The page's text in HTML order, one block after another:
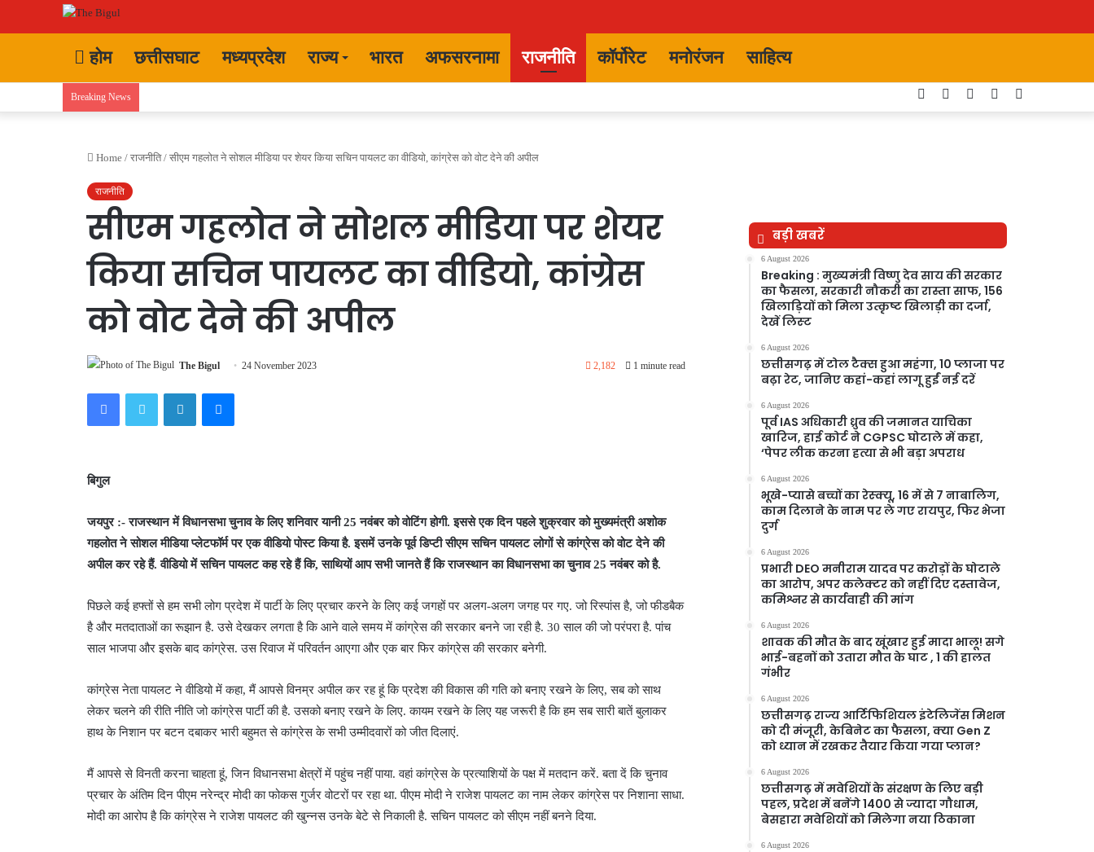
होम छत्तीसघाट मध्यप्रदेश राज्य भारत अफसरनामा राजनीति कॉर्पोरेट मनोरंजन साहित्य
Breaking News
skin
Instagram
YouTube
Twitter
Facebook
Home / राजनीति / सीएम गहलोत ने सोशल मीडिया पर शेयर किया सचिन पायलट का वीडियो, कांग्रेस को वोट देने की अपील
राजनीति
सीएम गहलोत ने सोशल मीडिया पर शेयर
किया सचिन पायलट का वीडियो, कांग्रेस
को वोट देने की अपील
The Bigul 24 November 2023 2,182 1 minute read
FacebookTwitter LinkedInMessenger
बिगुल
जयपुर :- राजस्थान में विधानसभा चुनाव के लिए शनिवार यानी 25 नवंबर को वोटिंग होगी. इससे एक दिन पहले शुक्रवार को मुख्यमंत्री अशोक
गहलोत ने सोशल मीडिया प्लेटफॉर्म पर एक वीडियो पोस्ट किया है. इसमें उनके पूर्व डिप्टी सीएम सचिन पायलट लोगों से कांग्रेस को वोट देने की
अपील कर रहे हैं. वीडियो में सचिन पायलट कह रहे हैं कि, साथियों आप सभी जानते हैं कि राजस्थान का विधानसभा का चुनाव 25 नवंबर को है.
पिछले कई हफ्तों से हम सभी लोग प्रदेश में पार्टी के लिए प्रचार करने के लिए कई जगहों पर अलग-अलग जगह पर गए. जो रिस्पांस है, जो फीडबैक
है और मतदाताओं का रूझान है. उसे देखकर लगता है कि आने वाले समय में कांग्रेस की सरकार बनने जा रही है. 30 साल की जो परंपरा है. पांच
साल भाजपा और इसके बाद कांग्रेस. उस रिवाज में परिवर्तन आएगा और एक बार फिर कांग्रेस की सरकार बनेगी.
कांग्रेस नेता पायलट ने वीडियो में कहा, मैं आपसे विनम्र अपील कर रह हूं कि प्रदेश की विकास की गति को बनाए रखने के लिए, सब को साथ
लेकर चलने की रीति नीति जो कांग्रेस पार्टी की है. उसको बनाए रखने के लिए. कायम रखने के लिए यह जरूरी है कि हम सब सारी बातें बुलाकर
हाथ के निशान पर बटन दबाकर भारी बहुमत से कांग्रेस के सभी उम्मीदवारों को जीत दिलाएं.
मैं आपसे से विनती करना चाहता हूं, जिन विधानसभा क्षेत्रों में पहुंच नहीं पाया. वहां कांग्रेस के प्रत्याशियों के पक्ष में मतदान करें. बता दें कि चुनाव
प्रचार के अंतिम दिन पीएम नरेन्द्र मोदी का फोकस गुर्जर वोटरों पर रहा था. पीएम मोदी ने राजेश पायलट का नाम लेकर कांग्रेस पर निशाना साधा.
मोदी का आरोप है कि कांग्रेस ने राजेश पायलट की खुन्नस उनके बेटे से निकाली है. सचिन पायलट को सीएम नहीं बनने दिया.
बड़ी खबरें
6 August 2026
Breaking : मुख्यमंत्री विष्णु देव साय की सरकार
का फैसला, सरकारी नौकरी का रास्ता साफ, 156
खिलाड़ियों को मिला उत्कृष्ट खिलाड़ी का दर्जा,
देखें लिस्‍ट
6 August 2026
छत्तीसगढ़ में टोल टैक्स हुआ महंगा, 10 प्लाजा पर
बढ़ा रेट, जानिए कहां-कहां लागू हुईं नई दरें
6 August 2026
पूर्व IAS अधिकारी ध्रुव की जमानत याचिका
खारिज, हाई कोर्ट ने CGPSC घोटाले में कहा,
‘पेपर लीक करना हत्या से भी बड़ा अपराध
6 August 2026
भूखे-प्यासे बच्चों का रेस्क्यू, 16 में से 7 नाबालिग,
काम दिलाने के नाम पर ले गए रायपुर, फिर भेजा
दुर्ग
6 August 2026
प्रभारी DEO मनीराम यादव पर करोड़ों के घोटाले
का आरोप, अपर कलेक्टर को नहीं दिए दस्तावेज,
कमिश्नर से कार्यवाही की मांग
6 August 2026
शावक की मौत के बाद खूंखार हुई मादा भालू! सगे
भाई-बहनों को उतारा मौत के घाट , 1 की हालत
गंभीर
6 August 2026
छत्तीसगढ़ राज्य आर्टिफिशियल इंटेलिजेंस मिशन
को दी मंजूरी, केबिनेट का फैसला, क्या Gen Z
को ध्यान में रखकर तैयार किया गया प्लान?
6 August 2026
छत्तीसगढ़ में मवेशियों के संरक्षण के लिए बड़ी
पहल, प्रदेश में बनेंगे 1400 से ज्यादा गौधाम,
बेसहारा मवेशियों को मिलेगा नया ठिकाना
6 August 2026